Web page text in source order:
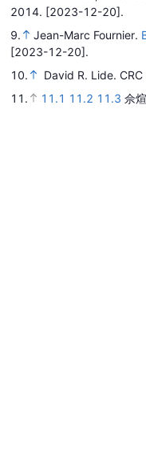
2014. [2023-12-20].
9.
Jean-Marc Fournier.
[2023-12-20].
10.
David R. Lide.
11.
11.1 11.2 11.3 佘